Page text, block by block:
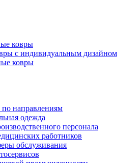
ковры
с индивидуальным дизайном
ковры
направлениям
одежда
персонала
работников
обслуживания